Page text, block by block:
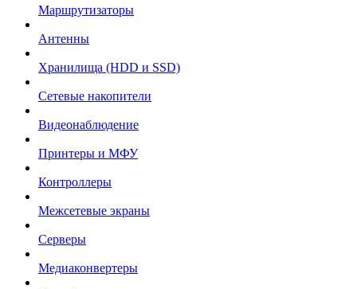
Маршрутизаторы
Антенны
Хранилища (HDD и SSD)
Сетевые накопители
Видеонаблюдение
Принтеры и МФУ
Контроллеры
Межсетевые экраны
Серверы
Медиаконвертеры